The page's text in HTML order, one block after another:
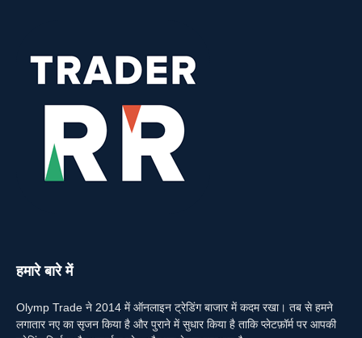
हमारे बारे में
Olymp Trade ने 2014 में ऑनलाइन ट्रेडिंग बाजार में कदम रखा। तब से हमने
लगातार नए का सृजन किया है और पुराने में सुधार किया है ताकि प्लेटफ़ॉर्म पर आपकी